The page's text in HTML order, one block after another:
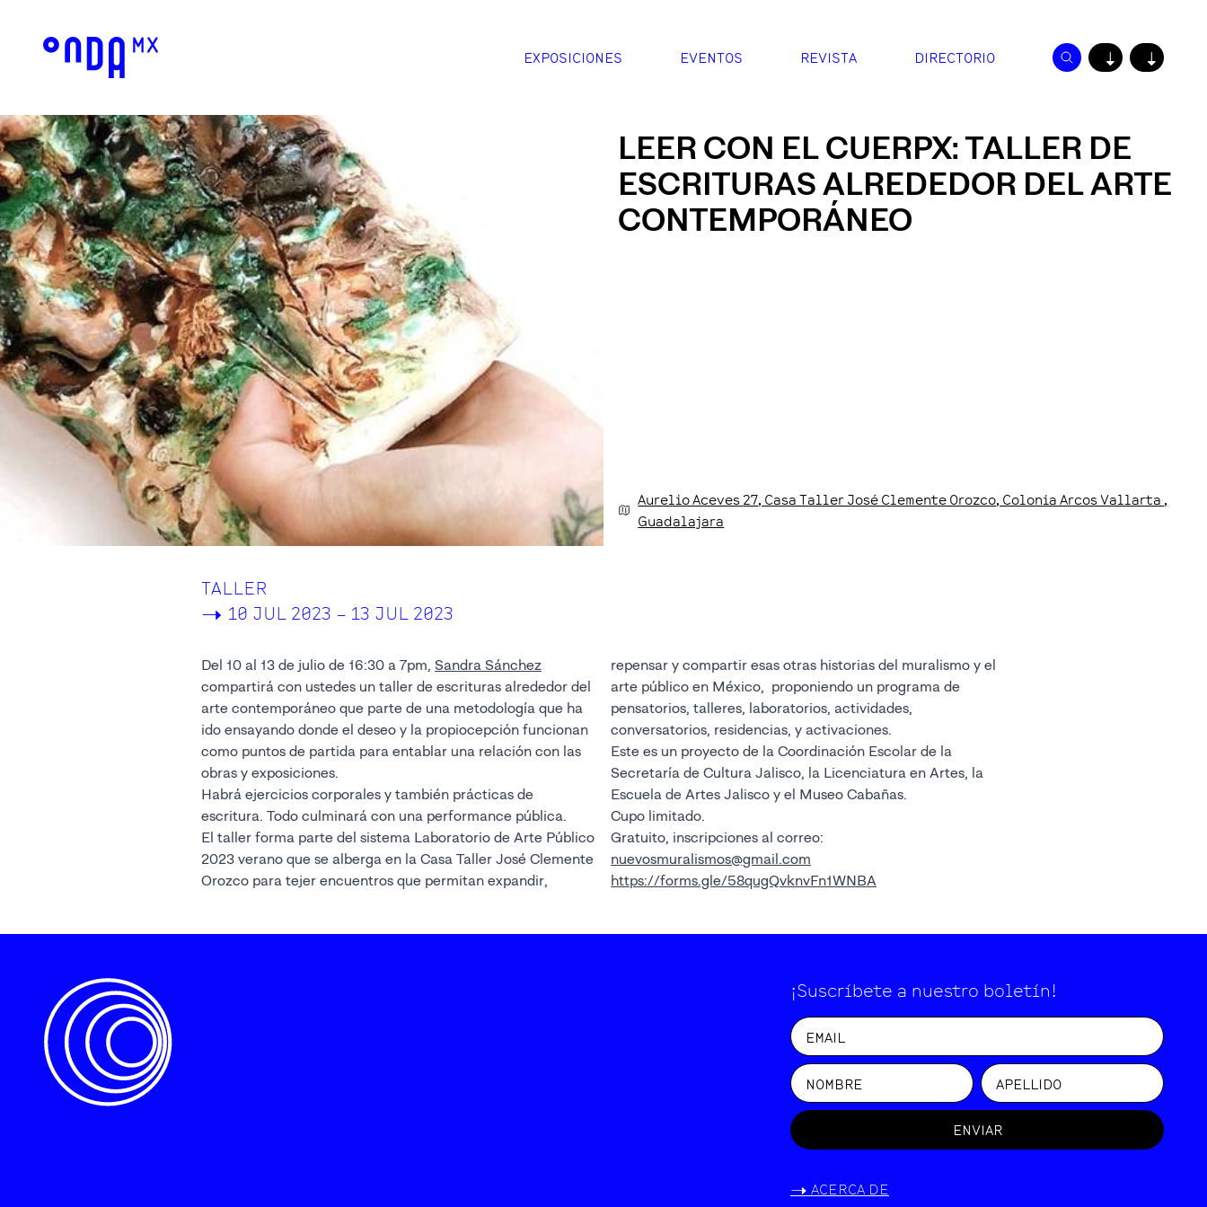
EXPOSICIONES EVENTOS REVISTA DIRECTORIO ↓ ↓
LEER CON EL CUERPX: TALLER DE
ESCRITURAS ALREDEDOR DEL ARTE
CONTEMPORÁNEO
Aurelio Aceves 27, Casa Taller José Clemente Orozco, Colonia Arcos Vallarta ,
Guadalajara
TALLER
-> 10 JUL 2023 – 13 JUL 2023
Del 10 al 13 de julio de 16:30 a 7pm, Sandra Sánchez
compartirá con ustedes un taller de escrituras alrededor del
arte contemporáneo que parte de una metodología que ha
ido ensayando donde el deseo y la propiocepción funcionan
como puntos de partida para entablar una relación con las
obras y exposiciones.
Habrá ejercicios corporales y también prácticas de
escritura. Todo culminará con una performance pública.
El taller forma parte del sistema Laboratorio de Arte Público
2023 verano que se alberga en la Casa Taller José Clemente
Orozco para tejer encuentros que permitan expandir,
repensar y compartir esas otras historias del muralismo y el
arte público en México, proponiendo un programa de
pensatorios, talleres, laboratorios, actividades,
conversatorios, residencias, y activaciones.
Este es un proyecto de la Coordinación Escolar de la
Secretaría de Cultura Jalisco, la Licenciatura en Artes, la
Escuela de Artes Jalisco y el Museo Cabañas.
Cupo limitado.
Gratuito, inscripciones al correo:
nuevosmuralismos@gmail.com
https://forms.gle/58qugQvknvFn1WNBA
¡Suscríbete a nuestro boletín!
ENVIAR
-> ACERCA DE